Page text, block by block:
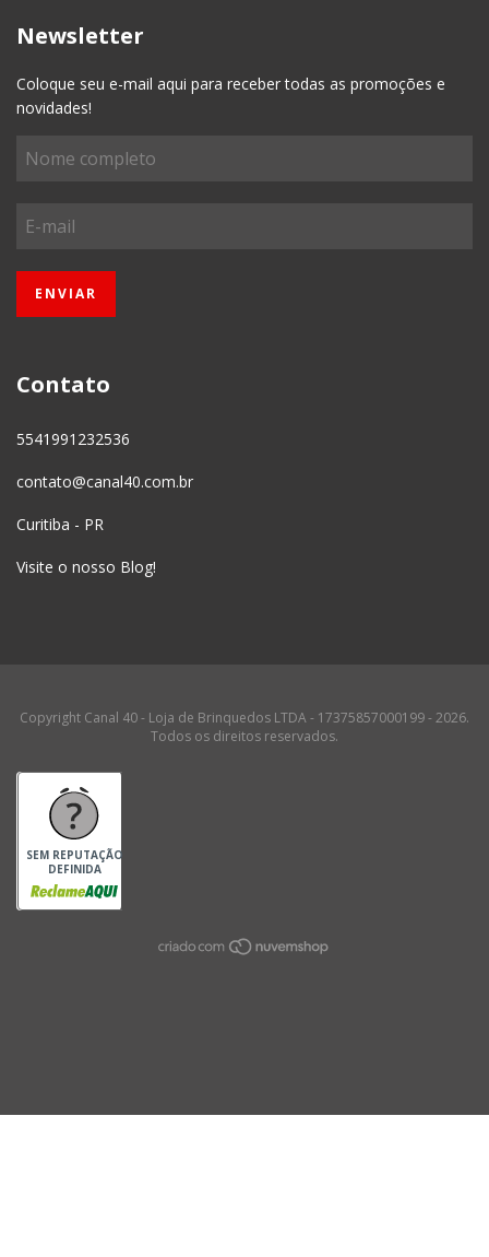
Newsletter
Coloque seu e-mail aqui para receber todas as promoções e
novidades!
Contato
5541991232536
contato@canal40.com.br
Curitiba - PR
Visite o nosso Blog!
Copyright Canal 40 - Loja de Brinquedos LTDA - 17375857000199 - 2026.
Todos os direitos reservados.
SEM REPUTAÇÃO
DEFINIDA